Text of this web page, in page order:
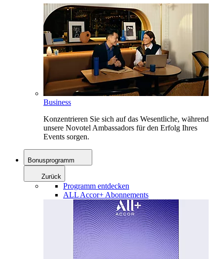
Business
Konzentrieren Sie sich auf das Wesentliche, während
unsere Novotel Ambassadors für den Erfolg Ihres
Events sorgen.
Bonusprogramm
Zurück
Programm entdecken
ALL Accor+ Abonnements